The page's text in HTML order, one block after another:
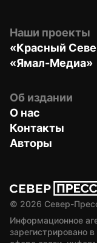
Наши проекты
«Красный
«Ямал-Медиа»
Об издании
О нас
Контакты
Авторы
© 2026 Север-
Информационное
зарегистрировано